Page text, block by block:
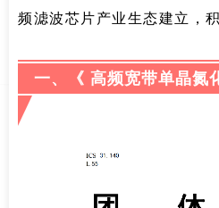
频滤波芯片产业生态建立，
一、《 高频宽带单晶氮